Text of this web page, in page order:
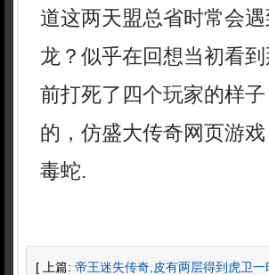
道这两天盟总省时常会
龙？似乎在回想当初看
前打死了四个玩家的样
的，仿盛大传奇网页游
毒蛇.
[ 上篇: 帝王迷失传奇,皮有两层得到虎卫一